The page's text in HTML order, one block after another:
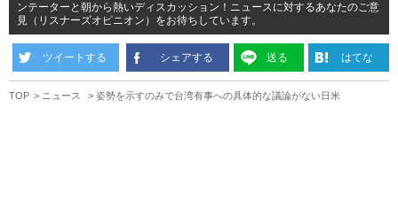
ンテーターと朝から熱いディスカッション！ニュースに対するあなたのご意
見（リスナーズオピニオン）をお待ちしています。
ツイートする シェアする 送る はてな
TOP ニュース 姿勢を示すのみで台湾有事への具体的な議論がない日米